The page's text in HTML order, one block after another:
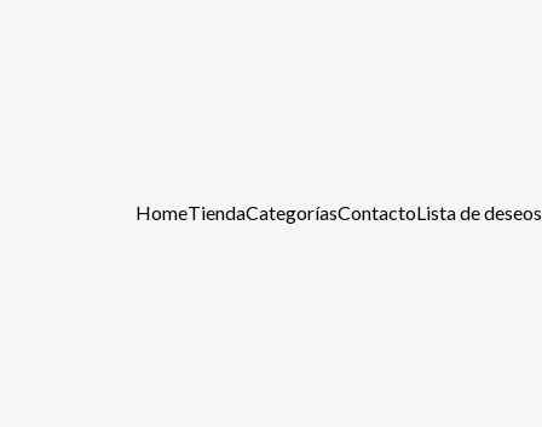
HomeTiendaCategoríasContactoLista de deseos